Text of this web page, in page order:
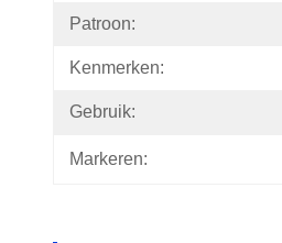
Patroon:
Kenmerken:
Gebruik:
Markeren: